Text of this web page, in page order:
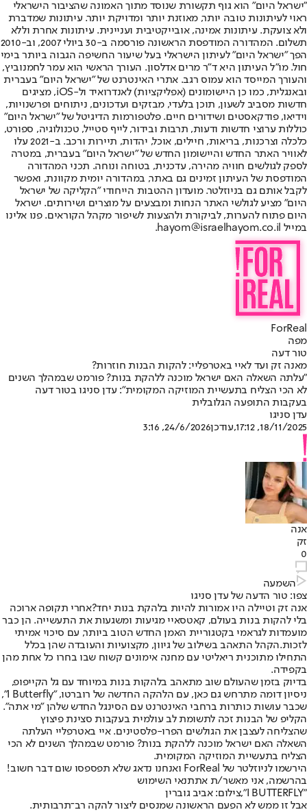
"ישראל היום" הוא גוף תקשורת שנוסד מתוך האמונה שהציבור הישראלי
ראוי לעיתונות טובה יותר, מאוזנת יותר ומדויקת יותר. עיתונות שמדברת
ולא צועקת. עיתונות אמינה, אובייקטיבית ועניינית. עיתונות אחרת וללא
תשלום. המהדורה המודפסת הראשונה פורסמה ב-30 ביולי 2007, וב-2010
הפך "ישראל היום" לעיתון הישראלי בעל שיעור החשיפה הגבוה ביותר בימי
חול. מו"ל העיתון היא ד"ר מרים אדלסון. העורך הראשי הוא עמר לחמנוביץ,
והעורך המייסד הוא עמוס רגב. אתרי האינטרנט של "ישראל היום" בעברית
ובאנגלית, כמו כן היישומונים (אפליקציות) לאנדרואיד ול-iOS, מציגים
חדשות מסביב לשעון, תוכן בלעדי, מבזקים ועדכונים, ניתוחים ופרשנויות,
וידיאו, פודקאסטים ושידורים חיים. פלטפורמות הדיגיטל של "ישראל היום"
כוללות ערוצי חדשות ודעות, תרבות ובידור, לייף סטייל, טכנולוגיה, ספורט,
כלכלה וצרכנות, בריאות, חיילים, אוכל, יהדות, תיירות ורכב. ב-2021 עלו
לאוויר האתר החדש והיישומון החדש של "ישראל היום" בעברית, במטרה
לספק לגולשים חוויה מהירה, עדכנית, בטוחה ונוחה. תכני המהדורה
המודפסת של העיתון זמינים גם באתר, במהדורה יומית מקוונת, ואפשר
לקבל אותם גם בניוזלטר. מועדון ההטבות הייחודי "הקליקה של ישראל
היום" מציע לגולשי האתר הנחות ומבצעים על מוצרים ושירותים. ישראל
היום פתוח להערות, לביקורת ולהצעות לשיפור מקהל הקוראים. פנו אלינו
במייל hayom@israelhayom.co.il.
ForReal
מפה
טור דעה
מאנה זק ועד לאיי באטרפליי: להקות הבנות חוזרות?
"עלתה השאלה האם ישראל מוכנה ללהקת בנות? פורמט שבמהלך השנים
לא הכי הצליח בתעשיית המוזיקה המקומית": עדן סניגו בטור דעה
בעקבות התופעה הגלובלית
עדן סניגו
18/11/2025, 17:12
,עודכן24/6/2026, 3:16
אנה
זק
0
השמעה
צפו: טור הדעה של עדן סניגו
אנה זק וטיילה היו אמורות להיות בלהקת בנות יחד?אחרי תקופה ארוכה
בלי להקות בנות בעולם, קאטסאיי מגיעות ומשגעות את התעשייה. הן כבר
מועמדות לגראמי בקטגוריית האמן החדש הטוב ביותר, עם סיכוי אמיתי
לזכות.הקהל התאהב בשילוב של גיוון, מקצועיות והעובדה שהן בכלל
התחילו מתוכנית ריאליטי עם מחנה אימונים קשוח שבו בחרו כל אחת מהן
בקפידה.
בדיוק בזמן שהעולם שוב מתאהב בלהקות בנות במיוחד עם גל הקייפופ,
ניסיון דומה מתרחש גם כאן, עם הלהקה החדשה של רוברטו, "I Butterfly",
שכבר עושות כותרות ברחבי האינטרנט עם הסינגל החדש שלהן "מי אתה״.
הקליפ של הבנות זכה לתשומת לב עולמית בעקבות סצינת פיצוץ
שהצליחה לעצבן את הגולשים הפרו-פלסטינים. איי באטרפליי העלתה
השאלה האם ישראל מוכנה ללהקת בנות? פורמט שבמהלך השנים לא הכי
הצליח בתעשיית המוזיקה המקומית.
הירשמו לניוזלטר של ForReal ואנחנו נדאג שלא תפספסו שום דבר חשוב!
בהרשמה, אני מאשר/ת אתתנאי השימוש
"I BUTTERFLY",צילום: אביב גוברין
אבל זו ממש לא הפעם הראשונה שמנסים ליצור להקה רב־תרבותית.